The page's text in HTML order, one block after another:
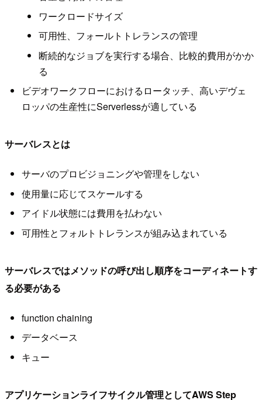
ワークロードサイズ
可用性、フォールトトレランスの管理
断続的なジョブを実行する場合、比較的費用がかか
る
ビデオワークフローにおけるロータッチ、高いデヴェ
ロッパの生産性にServerlessが適している
サーバレスとは
サーバのプロビジョニングや管理をしない
使用量に応じてスケールする
アイドル状態には費用を払わない
可用性とフォルトトレランスが組み込まれている
サーバレスではメソッドの呼び出し順序をコーディネートす
る必要がある
function chaining
データベース
キュー
アプリケーションライフサイクル管理としてAWS Step